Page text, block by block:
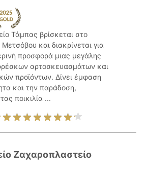
Τάμπας βρίσκεται στο
και διακρίνεται για
προσφορά μιας μεγάλης
αρτοσκευασμάτων και
προϊόντων. Δίνει έμφαση
και την παράδοση,
ποικιλία ...
Ζαχαροπλαστείο